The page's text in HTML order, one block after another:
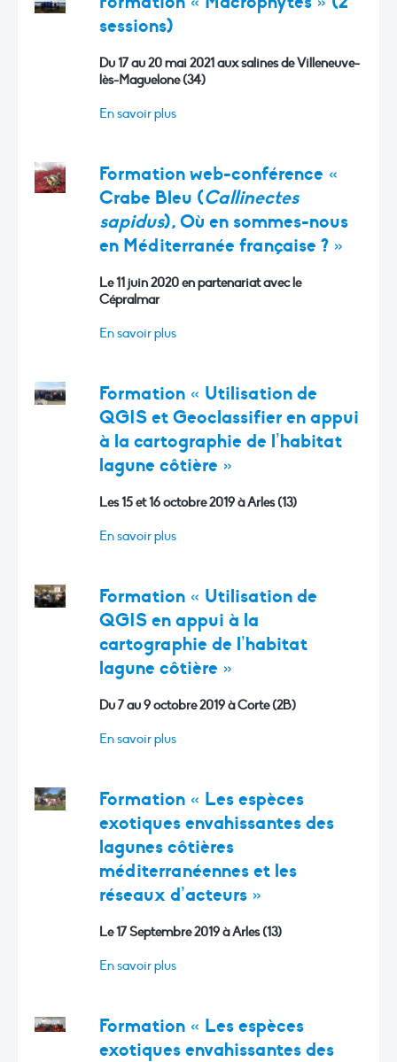
sessions)
Du 17 au 20 mai 2021 aux salines de Villeneuve-
lès-Maguelone (34)
En savoir plus
Formation web-conférence «
Crabe Bleu (Callinectes
sapidus), Où en sommes-nous
en Méditerranée française ? »
Le 11 juin 2020 en partenariat avec le
Cépralmar
En savoir plus
Formation « Utilisation de
QGIS et Geoclassifier en appui
à la cartographie de l’habitat
lagune côtière »
Les 15 et 16 octobre 2019 à Arles (13)
En savoir plus
Formation « Utilisation de
QGIS en appui à la
cartographie de l’habitat
lagune côtière »
Du 7 au 9 octobre 2019 à Corte (2B)
En savoir plus
Formation « Les espèces
exotiques envahissantes des
lagunes côtières
méditerranéennes et les
réseaux d’acteurs »
Le 17 Septembre 2019 à Arles (13)
En savoir plus
Formation « Les espèces
exotiques envahissantes des